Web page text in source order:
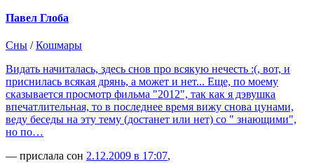
Павел Глоба
Сны /Кошмары
Видать начиталась, здесь снов про всякую нечесть :(, вот, и
приснилась всякая дрянь, а может и нет... Еще, по моему
сказывается просмотр фильма "2012", так как я дэвушка
впечатлительная, то в последнее время вижу снова цунами,
веду беседы на эту тему (достанет или нет) со " знающими",
но по…
— прислала сон 2.12.2009 в 17:07,